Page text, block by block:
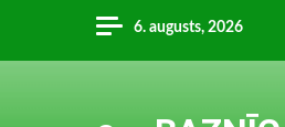
content
6. augusts, 2026